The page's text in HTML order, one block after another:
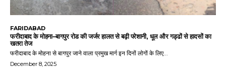
FARIDABAD
फरीदाबाद के मोहना–बागपुर रोड की जर्जर हालत से बढ़ी परेशानी, धूल और गड्ढों से हादसों का
खतरा तेज
फरीदाबाद के मोहना से बागपुर जाने वाला प्रमुख मार्ग इन दिनों लोगों के लिए...
December 8, 2025